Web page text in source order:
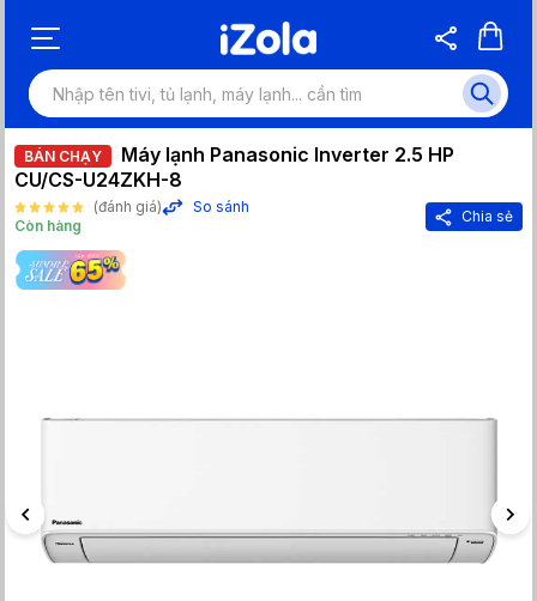
BÁN CHẠY
Máy lạnh Panasonic Inverter 2.5 HP
CU/CS-U24ZKH-8
(đánh giá)
So sánh
Còn hàng
Chia sẻ